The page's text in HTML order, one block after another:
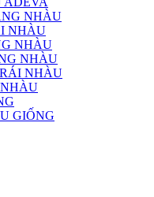
NHÀU
NHÀU
NHÀU
NHÀU
NHÀU
GIỐNG